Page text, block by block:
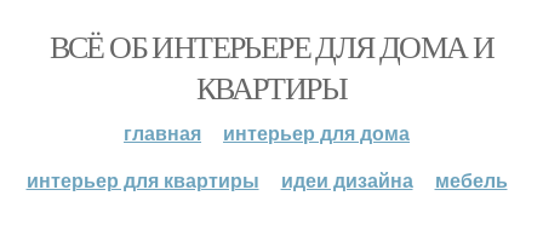
ВСЁ ОБ ИНТЕРЬЕРЕ ДЛЯ ДОМА И
КВАРТИРЫ
главная
интерьер для дома
интерьер для квартиры
идеи дизайна мебель